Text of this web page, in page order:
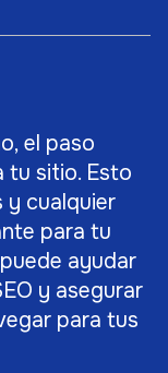
el paso
tu sitio. Esto
y cualquier
para tu
ayudar
y asegurar
para tus